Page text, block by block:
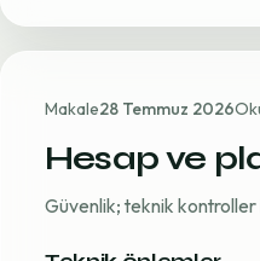
Makale28 Temmuz 2026
Hesap ve
Güvenlik; teknik kontroller